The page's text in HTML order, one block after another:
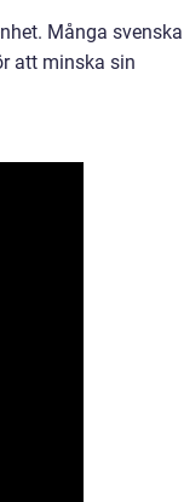
Många svenska
att minska sin